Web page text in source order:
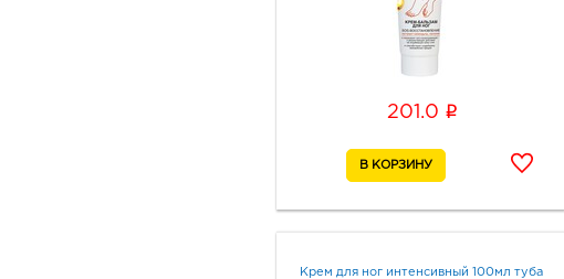
201.0 i
Крем для ног интенсивный 100мл туба